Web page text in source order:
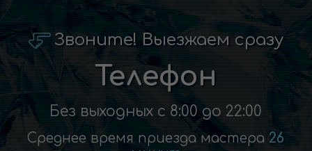
Звоните! Выезжаем сразу
Телефон
Без выходных с 8:00 до 22:00
Среднее время приезда мастера26